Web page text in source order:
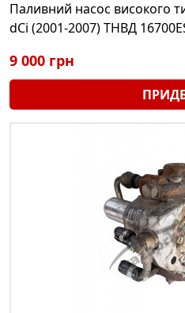
Паливний насос високого
dCi (2001-2007) ТНВД
9 000 грн